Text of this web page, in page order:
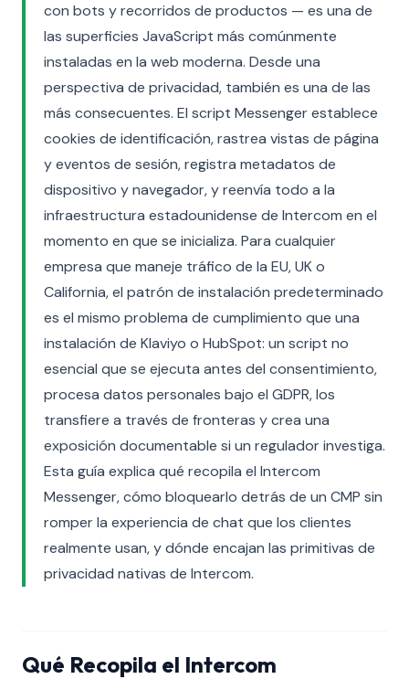
con bots y recorridos de productos — es una de
las superficies JavaScript más comúnmente
instaladas en la web moderna. Desde una
perspectiva de privacidad, también es una de las
más consecuentes. El script Messenger establece
cookies de identificación, rastrea vistas de página
y eventos de sesión, registra metadatos de
dispositivo y navegador, y reenvía todo a la
infraestructura estadounidense de Intercom en el
momento en que se inicializa. Para cualquier
empresa que maneje tráfico de la EU, UK o
California, el patrón de instalación predeterminado
es el mismo problema de cumplimiento que una
instalación de Klaviyo o HubSpot: un script no
esencial que se ejecuta antes del consentimiento,
procesa datos personales bajo el GDPR, los
transfiere a través de fronteras y crea una
exposición documentable si un regulador investiga.
Esta guía explica qué recopila el Intercom
Messenger, cómo bloquearlo detrás de un CMP sin
romper la experiencia de chat que los clientes
realmente usan, y dónde encajan las primitivas de
privacidad nativas de Intercom.
Qué Recopila el Intercom